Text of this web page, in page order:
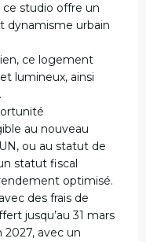
ce studio offre un
dynamisme urbain
ce logement
lumineux, ainsi
au nouveau
ou au statut de
statut fiscal
optimisé.
des frais de
jusqu’au 31 mars
2027, avec un